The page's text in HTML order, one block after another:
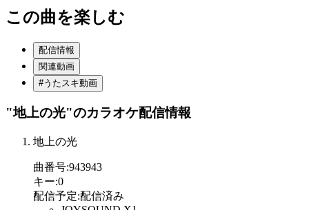
この曲を楽しむ
配信情報
関連動画
#うたスキ動画
"地上の光"のカラオケ配信情報
地上の光
曲番号:943943
キー:0
配信予定:配信済み